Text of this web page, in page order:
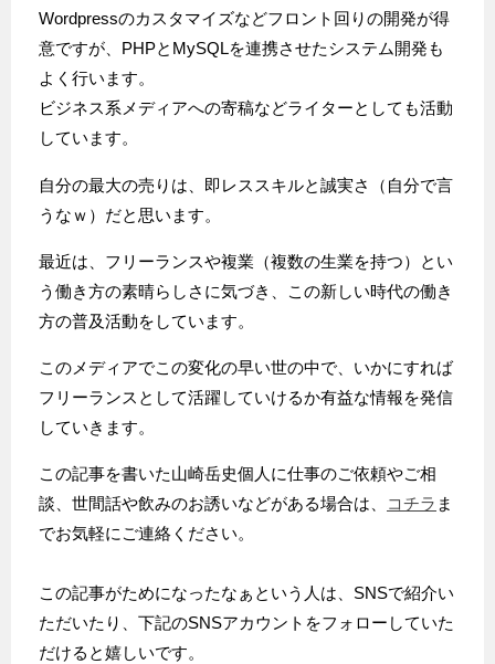
Wordpressのカスタマイズなどフロント回りの開発が得
意ですが、PHPとMySQLを連携させたシステム開発も
よく行います。
ビジネス系メディアへの寄稿などライターとしても活動
しています。
自分の最大の売りは、即レススキルと誠実さ（自分で言
うなｗ）だと思います。
最近は、フリーランスや複業（複数の生業を持つ）とい
う働き方の素晴らしさに気づき、この新しい時代の働き
方の普及活動をしています。
このメディアでこの変化の早い世の中で、いかにすれば
フリーランスとして活躍していけるか有益な情報を発信
していきます。
この記事を書いた山崎岳史個人に仕事のご依頼やご相
談、世間話や飲みのお誘いなどがある場合は、
コチラ ま
でお気軽にご連絡ください。
この記事がためになったなぁという人は、SNSで紹介い
ただいたり、下記のSNSアカウントをフォローしていた
だけると嬉しいです。